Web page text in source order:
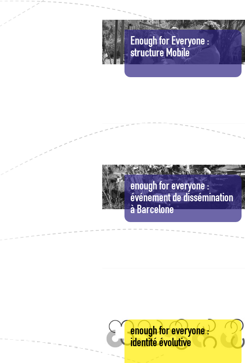
Enough for Everyone :
structure Mobile
enough for everyone :
événement de dissémination
à Barcelone
enough for everyone :
identité évolutive